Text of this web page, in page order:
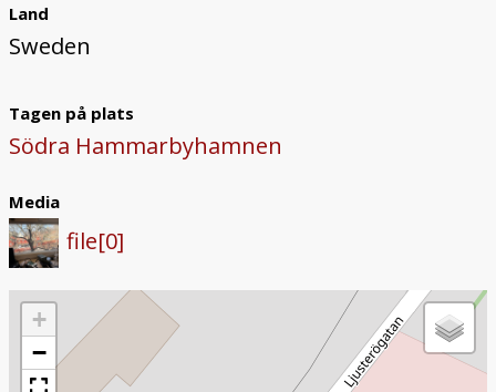
Land
Sweden
Tagen på plats
Södra Hammarbyhamnen
Media
file[0]
+
−